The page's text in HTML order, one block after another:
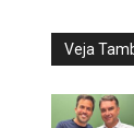
Veja